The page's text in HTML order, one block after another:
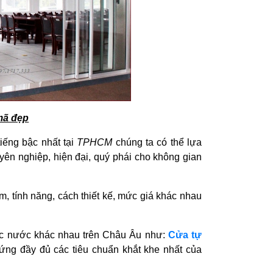
đẹp
bậc nhất tại TPHCM chúng ta có thể lựa
nghiệp, hiện đại, quý phái cho không gian
tính năng, cách thiết kế, mức giá khác nhau
nước khác nhau trên Châu Âu như: Cửa tự
đầy đủ các tiêu chuẩn khắt khe nhất của